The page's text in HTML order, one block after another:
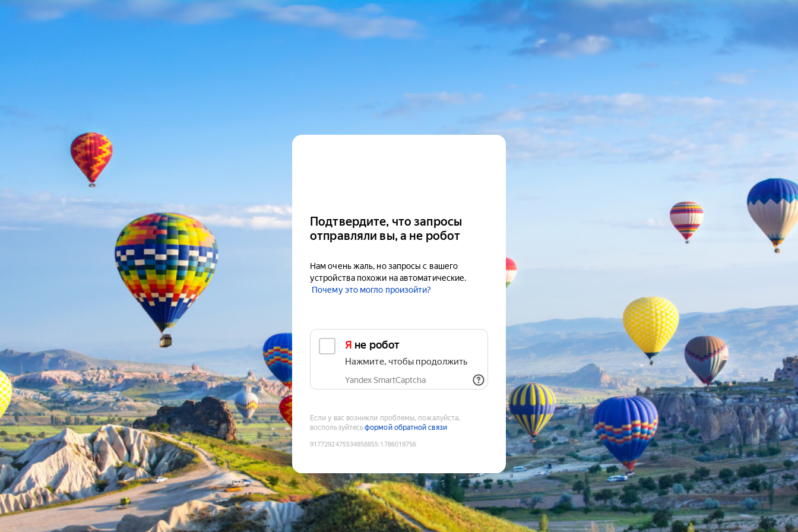
Подтвердите, что запросы
отправляли вы, а не робот
Нам очень жаль, но запросы с вашего
устройства похожи на автоматические.
Почему это могло произойти?
Я не робот
Нажмите, чтобы продолжить
Yandex SmartCaptcha
Если у вас возникли проблемы, пожалуйста,
воспользуйтесьформой обратной связи
9177292475534858855:1786019756